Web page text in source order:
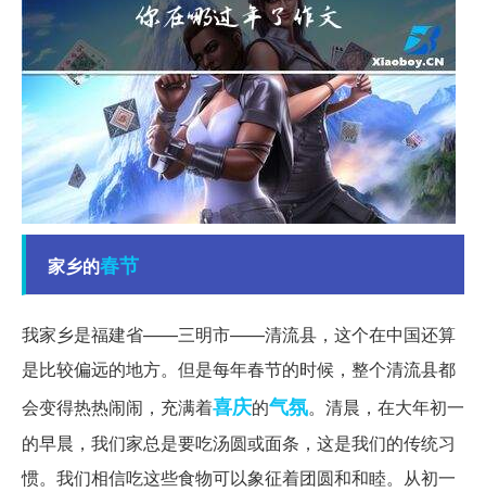
家乡的春节
我家乡是福建省——三明市——清流县，这个在中国还算
是比较偏远的地方。但是每年春节的时候，整个清流县都
会变得热热闹闹，充满着喜庆的气氛。清晨，在大年初一
的早晨，我们家总是要吃汤圆或面条，这是我们的传统习
惯。我们相信吃这些食物可以象征着团圆和和睦。从初一